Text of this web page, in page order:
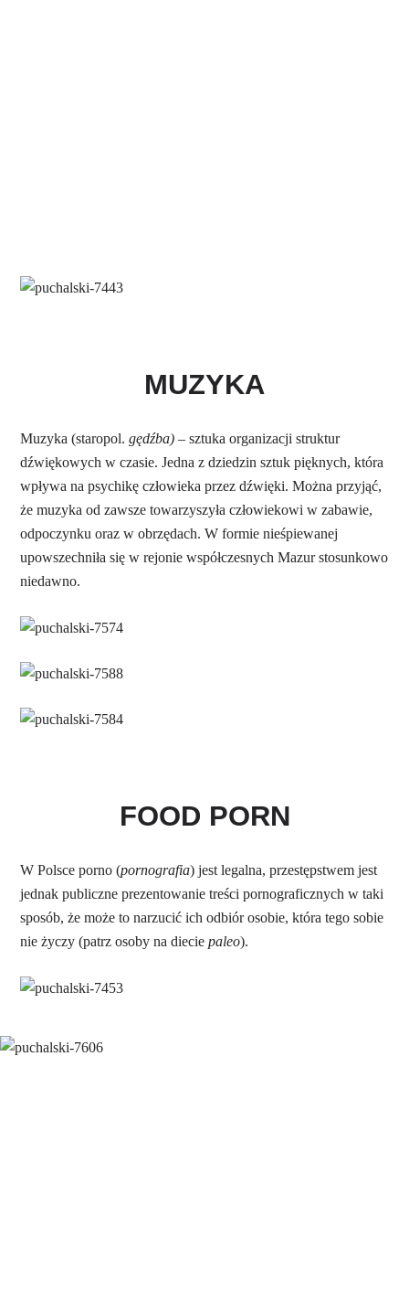
MUZYKA
Muzyka (staropol.gędźba) – sztuka organizacji struktur
dźwiękowych w czasie. Jedna z dziedzin sztuk pięknych, która
wpływa na psychikę człowieka przez dźwięki. Można przyjąć,
że muzyka od zawsze towarzyszyła człowiekowi w zabawie,
odpoczynku oraz w obrzędach. W formie nieśpiewanej
upowszechniła się w rejonie współczesnych Mazur stosunkowo
niedawno.
FOOD PORN
W Polsce porno (pornografia) jest legalna, przestępstwem jest
jednak publiczne prezentowanie treści pornograficznych w taki
sposób, że może to narzucić ich odbiór osobie, która tego sobie
nie życzy (patrz osoby na dieciepaleo).